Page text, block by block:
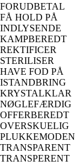
FORUDBETAL
FÅ HOLD PÅ
INDLYSENDE
KAMPBEREDT
REKTIFICER
STERILISER
HAVE FOD PÅ
ISTANDBRING
KRYSTALKLAR
NØGLEFÆRDIG
OFFERBEREDT
OVERSKUELIG
PLUKKEMODEN
TRANSPARENT
TRANSPERENT